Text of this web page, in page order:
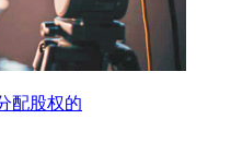
配股权的